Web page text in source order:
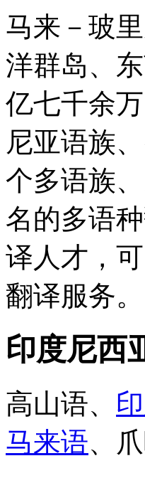
马来－玻
洋群岛、
亿七千余
尼亚语族
个多语族
名的多语
译人才，
翻译服务。
印度尼西
高山语、
马来语、